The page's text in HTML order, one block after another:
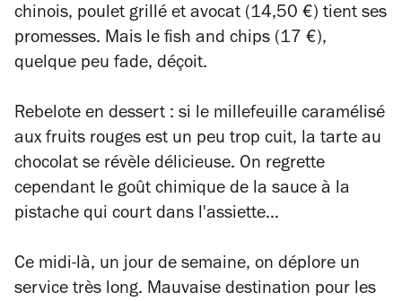
chinois, poulet grillé et avocat (14,50 €) tient ses
promesses. Mais le fish and chips (17 €),
quelque peu fade, déçoit.
Rebelote en dessert : si le millefeuille caramélisé
aux fruits rouges est un peu trop cuit, la tarte au
chocolat se révèle délicieuse. On regrette
cependant le goût chimique de la sauce à la
pistache qui court dans l'assiette…
Ce midi-là, un jour de semaine, on déplore un
service très long. Mauvaise destination pour les